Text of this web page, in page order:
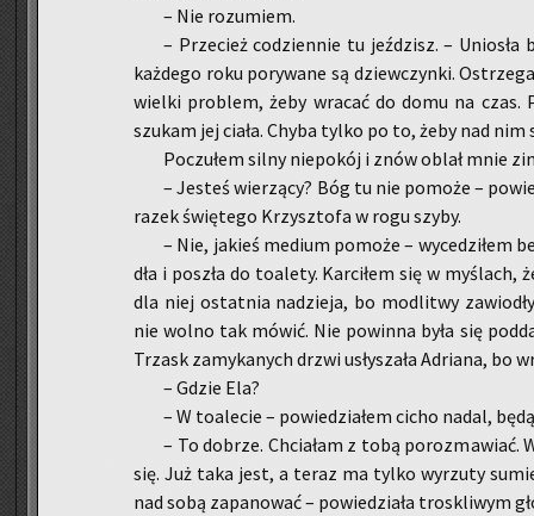
– Nie ro­zu­miem.
– Prze­cież co­dzien­nie tu jeź­dzisz. –
każ­de­go roku po­ry­wa­ne są dziew­czyn­ki.
wiel­ki pro­blem, żeby wra­cać do domu na czas.
szu­kam jej ciała. Chyba tylko po to, żeby nad
Po­czu­łem silny nie­po­kój i znów oblał mnie
– Je­steś wie­rzą­cy? Bóg tu nie po­mo­że –
ra­zek świę­te­go Krzysz­to­fa w rogu szyby.
– Nie, ja­kieś me­dium po­mo­że – wy­ce­dzi­łem
dła i po­szła do to­a­le­ty. Kar­ci­łem się w my­ślach,
dla niej ostat­nia na­dzie­ja, bo mo­dli­twy
nie wolno tak mówić. Nie po­win­na była się
Trzask za­my­ka­nych drzwi usły­sza­ła Ad­ria­na, bo
– Gdzie Ela?
– W to­a­le­cie – po­wie­dzia­łem cicho nadal,
– To do­brze. Chcia­łam z tobą po­roz­ma­wiać.
się. Już taka jest, a teraz ma tylko wy­rzu­ty
nad sobą za­pa­no­wać – po­wie­dzia­ła tro­skli­wym